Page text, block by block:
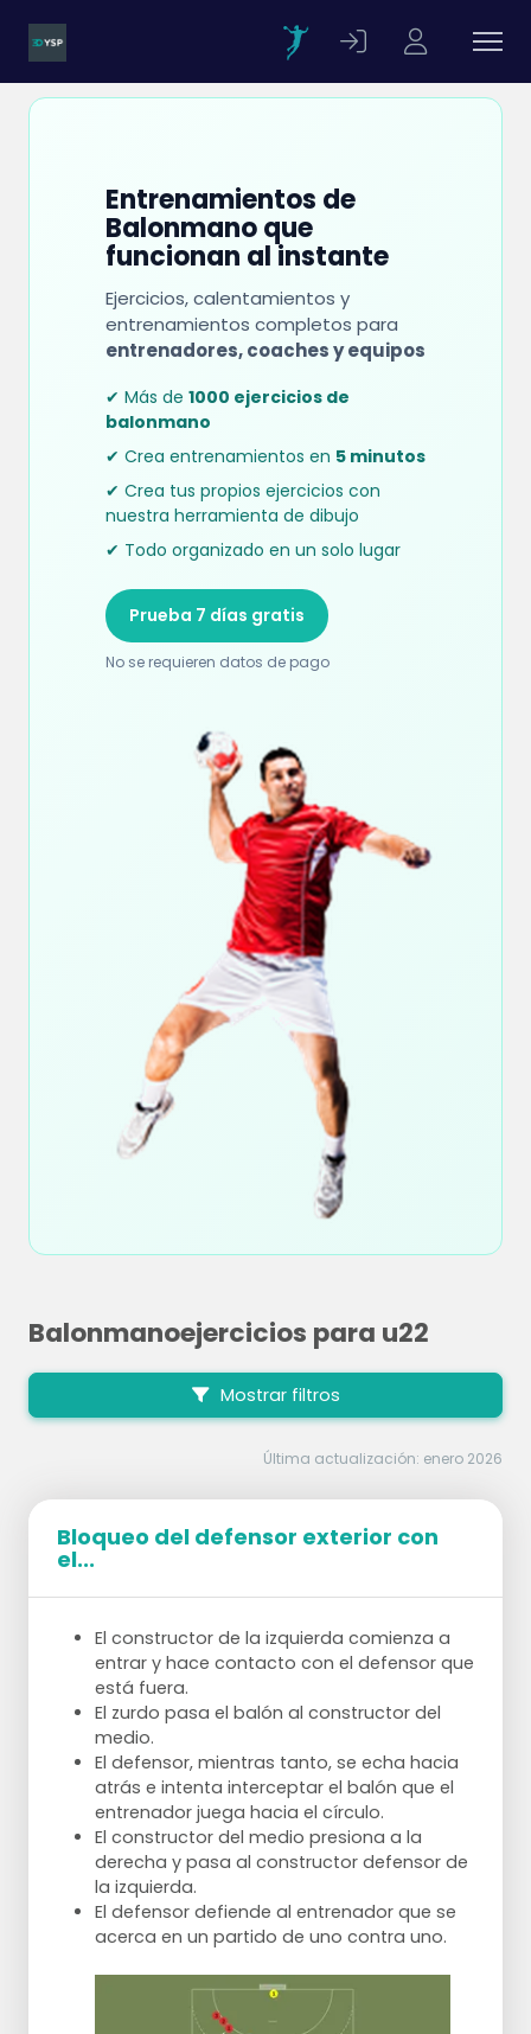
Entrenamientos de
Balonmano que
funcionan al instante
Ejercicios, calentamientos y
entrenamientos completos para
entrenadores, coaches y equipos
✔ Más de 1000 ejercicios de
balonmano
✔ Crea entrenamientos en 5 minutos
✔ Crea tus propios ejercicios con
nuestra herramienta de dibujo
✔ Todo organizado en un solo lugar
Prueba 7 días gratis
No se requieren datos de pago
Balonmanoejercicios para u22
Mostrar filtros
Última actualización: enero 2026
Bloqueo del defensor exterior con
el...
El constructor de la izquierda comienza a
entrar y hace contacto con el defensor que
está fuera.
El zurdo pasa el balón al constructor del
medio.
El defensor, mientras tanto, se echa hacia
atrás e intenta interceptar el balón que el
entrenador juega hacia el círculo.
El constructor del medio presiona a la
derecha y pasa al constructor defensor de
la izquierda.
El defensor defiende al entrenador que se
acerca en un partido de uno contra uno.